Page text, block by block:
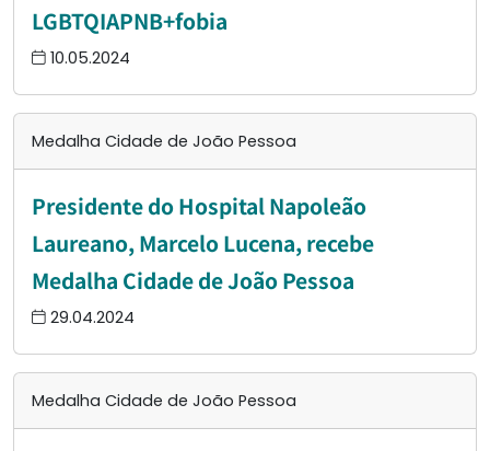
LGBTQIAPNB+fobia
10.05.2024
Medalha Cidade de João Pessoa
Presidente do Hospital Napoleão
Laureano, Marcelo Lucena, recebe
Medalha Cidade de João Pessoa
29.04.2024
Medalha Cidade de João Pessoa